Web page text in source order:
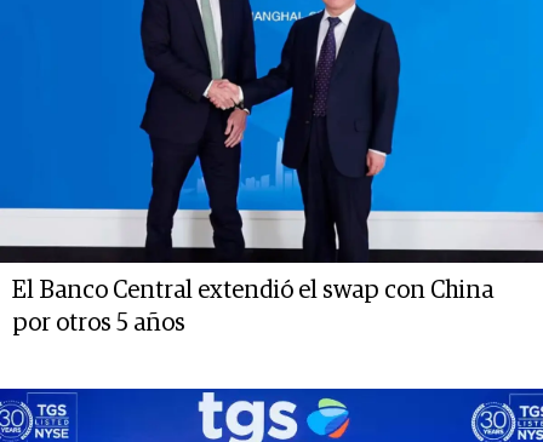
El Banco Central extendió el swap con China
por otros 5 años